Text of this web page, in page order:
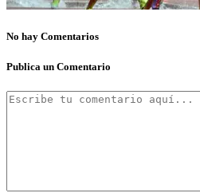
No hay Comentarios
Publica un Comentario